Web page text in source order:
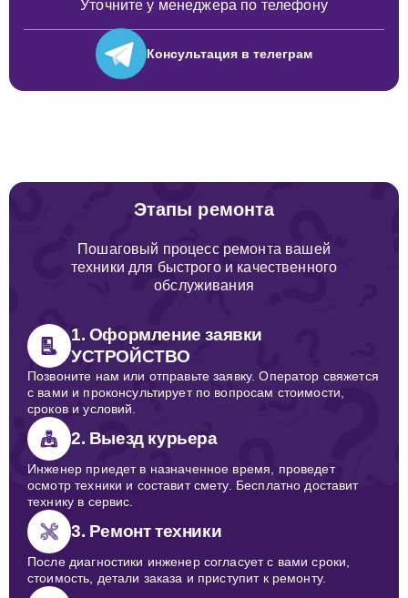
Уточните у менеджера по телефону
Консультация в телеграм
Этапы ремонта
Пошаговый процесс ремонта вашей
техники для быстрого и качественного
обслуживания
1. Оформление заявки
УСТРОЙСТВО
Позвоните нам или отправьте заявку. Оператор свяжется
с вами и проконсультирует по вопросам стоимости,
сроков и условий.
2. Выезд курьера
Инженер приедет в назначенное время, проведет
осмотр техники и составит смету. Бесплатно доставит
технику в сервис.
3. Ремонт техники
После диагностики инженер согласует с вами сроки,
стоимость, детали заказа и приступит к ремонту.